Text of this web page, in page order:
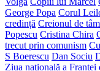
George Popa Corul
credință Creionul de
Popescu Cristina Chira
trecut prin comunism
S Boerescu Dan Sociu
Ziua națională a Franței